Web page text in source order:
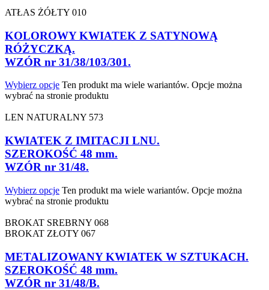
ATŁAS ŻÓŁTY 010
KOLOROWY KWIATEK Z SATYNOWĄ
RÓŻYCZKĄ.
WZÓR nr 31/38/103/301.
Wybierz opcje Ten produkt ma wiele wariantów. Opcje można
wybrać na stronie produktu
LEN NATURALNY 573
KWIATEK Z IMITACJI LNU.
SZEROKOŚĆ 48 mm.
WZÓR nr 31/48.
Wybierz opcje Ten produkt ma wiele wariantów. Opcje można
wybrać na stronie produktu
BROKAT SREBRNY 068
BROKAT ZŁOTY 067
METALIZOWANY KWIATEK W SZTUKACH.
SZEROKOŚĆ 48 mm.
WZÓR nr 31/48/B.